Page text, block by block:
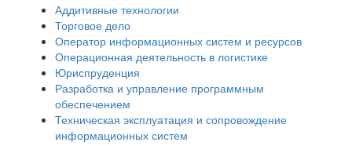
Аддитивные технологии
Торговое дело
Оператор информационных систем и ресурсов
Операционная деятельность в логистике
Юриспруденция
Разработка и управление программным
обеспечением
Техническая эксплуатация и сопровождение
информационных систем